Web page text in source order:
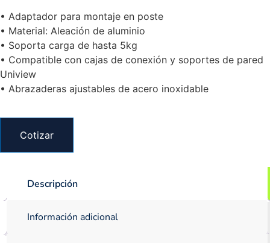
• Adaptador para montaje en poste
• Material: Aleación de aluminio
• Soporta carga de hasta 5kg
• Compatible con cajas de conexión y soportes de pared
Uniview
• Abrazaderas ajustables de acero inoxidable
Cotizar
Descripción
Información adicional